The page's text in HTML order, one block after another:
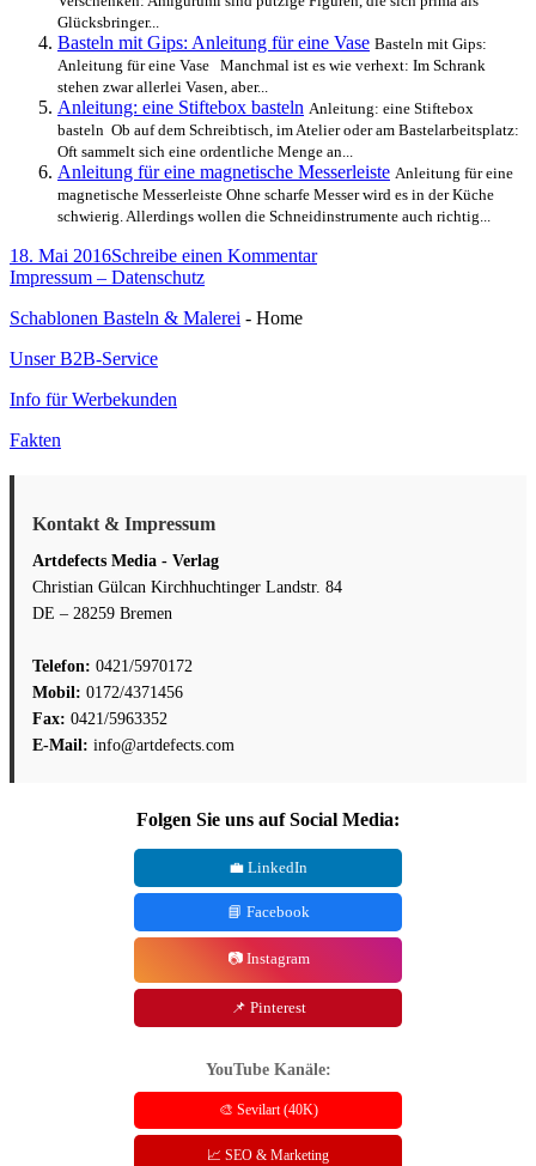
Glücksbringer...
Basteln mit Gips: Anleitung für eine Vase Basteln mit Gips:
Anleitung für eine Vase Manchmal ist es wie verhext: Im Schrank
stehen zwar allerlei Vasen, aber...
Anleitung: eine Stiftebox basteln Anleitung: eine Stiftebox
basteln Ob auf dem Schreibtisch, im Atelier oder am Bastelarbeitsplatz:
Oft sammelt sich eine ordentliche Menge an...
Anleitung für eine magnetische Messerleiste Anleitung für eine
magnetische Messerleiste Ohne scharfe Messer wird es in der Küche
schwierig. Allerdings wollen die Schneidinstrumente auch richtig...
Veröffentlicht
am
18. Mai 2016Schreibe einen Kommentarzu
Impressum – Datenschutz
Schablonen Basteln & Malerei - Home
Unser B2B-Service
Info für Werbekunden
Fakten
Kontakt & Impressum
Artdefects Media - Verlag
Christian Gülcan Kirchhuchtinger Landstr. 84
DE – 28259 Bremen
Telefon: 0421/5970172
Mobil: 0172/4371456
Fax: 0421/5963352
E-Mail: info@artdefects.com
Folgen Sie uns auf Social Media:
💼 LinkedIn
📘 Facebook
📷 Instagram
📌 Pinterest
YouTube Kanäle:
🎨 Sevilart (40K)
📈 SEO & Marketing